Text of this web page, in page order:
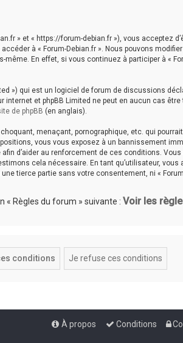
» et « https://forum-debian.fr »), vous
à « Forum-Debian.fr ». Nous pouvons
En effet, si vous continuez à participer à «
») qui est un logiciel de forum de discussions
et phpBB Limited ne peut en aucun cas
de phpBB (en anglais).
menaçant, pornographique, etc. qui
vous vous exposez à un bannissement
d’aider au renforcement de ces conditions.
cela nécessaire. En tant qu’utilisateur,
tierce partie sans votre consentement, ni «
« Règles du forum » suivante : Voir les
Conditions
À propos